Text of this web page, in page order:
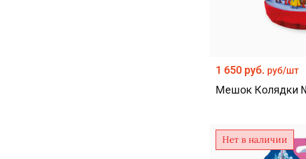
1 650 руб. руб/шт
Мешок Колядки
Нет в наличии